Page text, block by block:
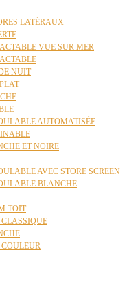
LATÉRAUX
VUE SUR MER
NUIT
AUTOMATISÉE
ET NOIRE
AVEC STORE SCREEN
BLANCHE
TOIT